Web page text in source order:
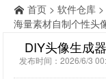
首页 > 软件仓库
海量素材自制个性头
DIY头像生成
发布时间：2026/6/3